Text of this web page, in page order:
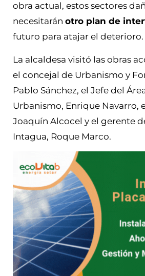
obra actual, estos sectores
necesitarán otro plan de
futuro para atajar el deterioro.
La alcaldesa visitó las obras
el concejal de Urbanismo y
Pablo Sánchez, el Jefe del
Urbanismo, Enrique Navarro,
Joaquín Alcocel y el gerente
Intagua, Roque Marco.